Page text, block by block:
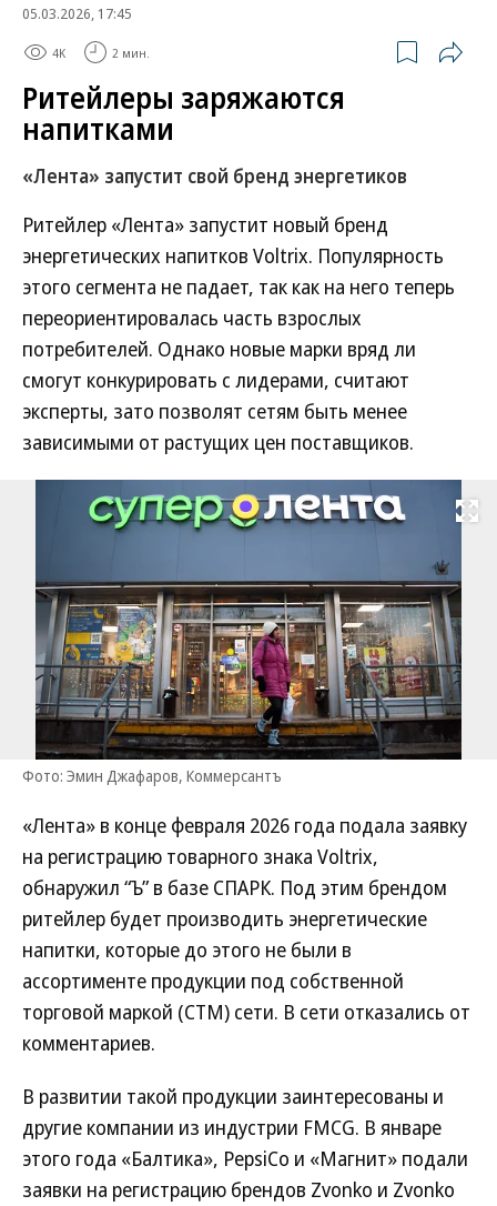
05.03.2026, 17:45
4K 2 мин.
Ритейлеры заряжаются
напитками
«Лента» запустит свой бренд энергетиков
Ритейлер «Лента» запустит новый бренд
энергетических напитков Voltrix. Популярность
этого сегмента не падает, так как на него теперь
переориентировалась часть взрослых
потребителей. Однако новые марки вряд ли
смогут конкурировать с лидерами, считают
эксперты, зато позволят сетям быть менее
зависимыми от растущих цен поставщиков.
Развернуть
Фото: Эмин Джафаров, Коммерсантъ
«Лента» в конце февраля 2026 года подала заявку
на регистрацию товарного знака Voltrix,
обнаружил “Ъ” в базе СПАРК. Под этим брендом
ритейлер будет производить энергетические
напитки, которые до этого не были в
ассортименте продукции под собственной
торговой маркой (СТМ) сети. В сети отказались от
комментариев.
В развитии такой продукции заинтересованы и
другие компании из индустрии FMCG. В январе
этого года «Балтика», PepsiCo и «Магнит» подали
заявки на регистрацию брендов Zvonko и Zvonko